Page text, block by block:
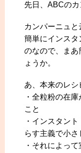
先日、ABCのカ
カンパーニュ
簡単にインスタ
のなので、まあ
ょうか。
あ、本来のレシ
・全粒粉の在
こと
・インスタン
らす主義で小さ
・それによっ